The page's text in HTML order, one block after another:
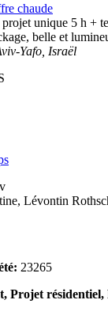
chaude
unique 5 h +
belle et
Yafo, Israël
Lévontin
23265
Projet résidentiel,